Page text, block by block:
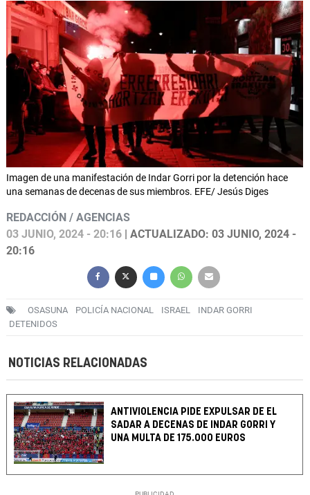
Imagen de una manifestación de Indar Gorri por la detención hace
una semanas de decenas de sus miembros. EFE/ Jesús Diges
REDACCIÓN / AGENCIAS
03 JUNIO, 2024 - 20:16 | ACTUALIZADO: 03 JUNIO, 2024 -
20:16
OSASUNA POLICÍA NACIONAL ISRAEL
INDAR GORRI
DETENIDOS
NOTICIAS RELACIONADAS
ANTIVIOLENCIA PIDE EXPULSAR DE EL
SADAR A DECENAS DE INDAR GORRI Y
UNA MULTA DE 175.000 EUROS